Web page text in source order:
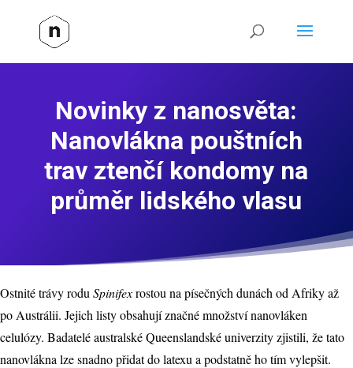
Novinky z nanosvěta:
Nanovlákna pouštních
trav ztenčí kondomy na
průměr lidského vlasu
Ostnité trávy rodu Spinifexrostou na písečných dunách od Afriky až
po Austrálii. Jejich listy obsahují značné množství nanovláken
celulózy. Badatelé australské Queenslandské univerzity zjistili, že tato
nanovlákna lze snadno přidat do latexu a podstatně ho tím vylepšit.